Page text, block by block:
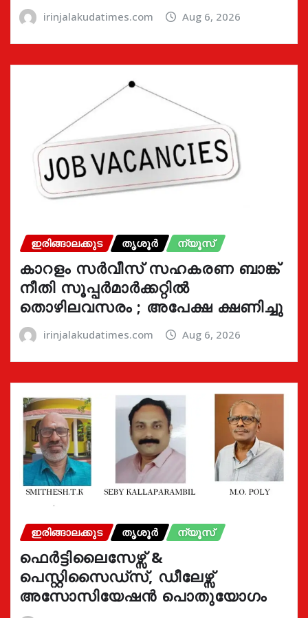
irinjalakudatimes.com Aug 6, 2026
ഇരിങ്ങാലക്കുട തൃശൂർ ന്യൂസ്
കാറളം സർവീസ് സഹകരണ ബാങ്ക്
നീതി സൂപ്പർമാർക്കറ്റിൽ
തൊഴിലവസരം ; അപേക്ഷ ക്ഷണിച്ചു
irinjalakudatimes.com Aug 6, 2026
ഇരിങ്ങാലക്കുട തൃശൂർ ന്യൂസ്
ഫെർട്ടിലൈസേഴ്സ് &
പെസ്റ്റിസൈഡ്സ്, ഡീലേഴ്സ്
അസോസിയേഷൻ പൊതുയോഗം